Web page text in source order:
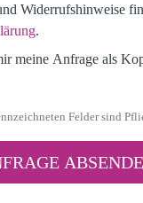
Widerrufshinweise
.
meine Anfrage als
Felder sind